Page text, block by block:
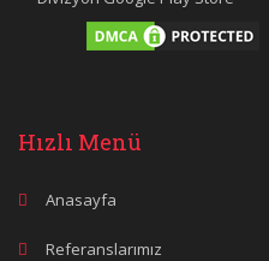
Hızlı Menü
Anasayfa
Referanslarımız